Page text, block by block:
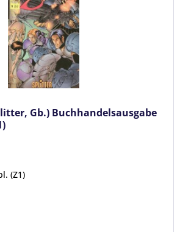
Gb.) Buchhandelsausgabe
(Z1)